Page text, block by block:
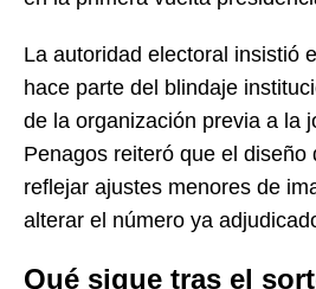
La autoridad electoral insistió
hace parte del blindaje
de la organización previa a la
Penagos reiteró que el diseño
reflejar ajustes menores de
alterar el número ya
Qué sigue tras el